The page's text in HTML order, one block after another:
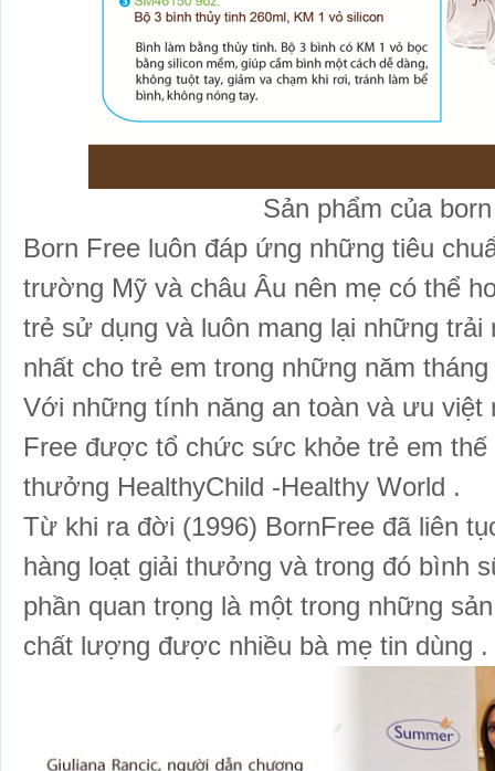
Sản phẩm của
Born Free luôn đáp ứng những tiêu
trường Mỹ và châu Âu nên mẹ có thể
trẻ sử dụng và luôn mang lại những
nhất cho trẻ em trong những năm
Với những tính năng an toàn và ưu việt
Free được tổ chức sức khỏe trẻ em thế
thưởng HealthyChild -Healthy World .
Từ khi ra đời (1996) BornFree đã liên
hàng loạt giải thưởng và trong đó bình
phần quan trọng là một trong những
chất lượng được nhiều bà mẹ tin dùng .